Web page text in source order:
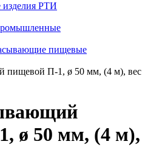
изделия РТИ
пищевые
пищевой П-1, ø 50 мм, (4 м), вес
ø 50 мм, (4 м),